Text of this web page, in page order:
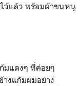
ว้แล้ว พร้อมผ้าขนหนู
แดงๆ ที่ค่อยๆ
งแก้มผมอย่าง